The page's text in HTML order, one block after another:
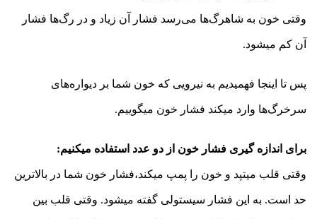
وقتی خون به شاهرگ‌ها می‌رسد فشار آن زیاد و در رگ‌ها فشار
آن کم میشود.
پس تا اینجا فهمیدیم به نیرویی که خون شما بر دیواره‌های
سرخرگ‌ها وارد میکند فشار خون میگوییم.
برای اندازه گیری فشار خون از دو عدد استفاده میکنیم:
وقتی قلب میتپد و خون را پمپ میکند،فشار خون شما در بالاترین
حد است. به این فشار سیستولی گفته میشود. وقتی قلب بین